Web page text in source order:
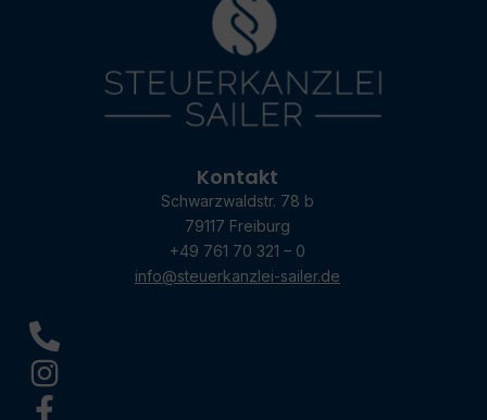
Kontakt
Schwarzwaldstr. 78 b
79117 Freiburg
+49 761 70 321 – 0
info@steuerkanzlei-sailer.de